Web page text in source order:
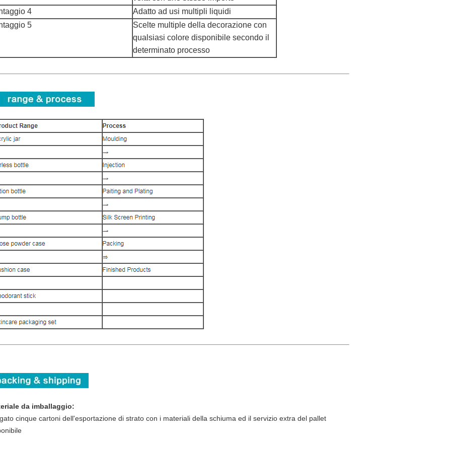
4
Adatto ad usi multipli liquidi
5
Scelte multiple della decorazione con
qualsiasi colore disponibile secondo il
determinato processo
da imballaggio:
cinque cartoni dell'esportazione di strato con i materiali della schiuma ed il servizio extra del pallet